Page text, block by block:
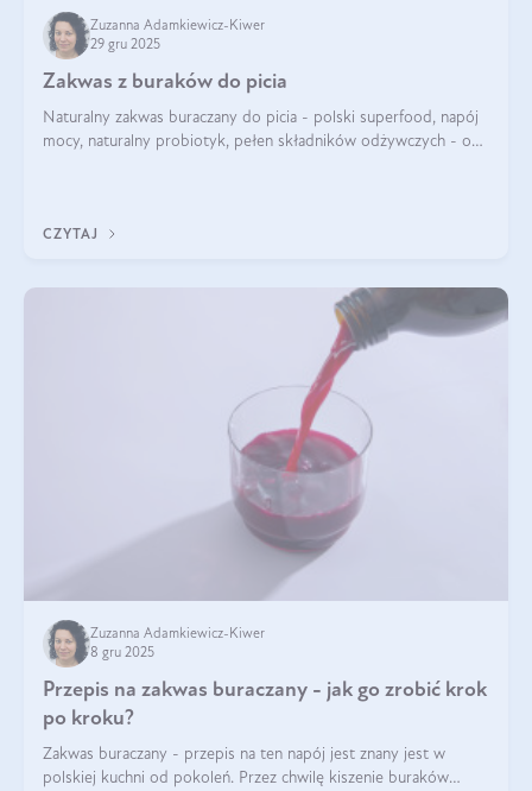
Zuzanna Adamkiewicz-Kiwer
29 gru 2025
Zakwas z buraków do picia
Naturalny zakwas buraczany do picia - polski superfood, napój
mocy, naturalny probiotyk, pełen składników odżywczych - o
CZYTAJ
Zuzanna Adamkiewicz-Kiwer
8 gru 2025
Przepis na zakwas buraczany - jak go zrobić krok
po kroku?
Zakwas buraczany - przepis na ten napój jest znany jest w
polskiej kuchni od pokoleń. Przez chwilę kiszenie buraków